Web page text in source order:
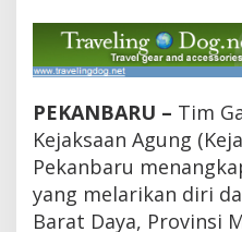
n
g
k
p
d
i
P
e
k
a
PEKANBARU – Tim
Kejaksaan Agung
Pekanbaru
yang melarikan diri
Barat Daya, Provinsi